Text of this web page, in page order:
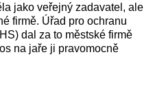
jako veřejný zadavatel, ale
firmě. Úřad pro ochranu
dal za to městské firmě
na jaře ji pravomocně